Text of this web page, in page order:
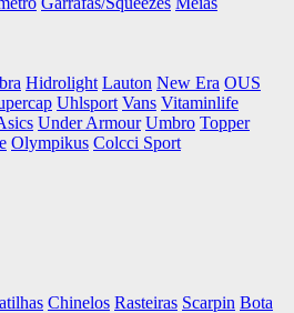
Hidrolight Lauton New Era OUS
Uhlsport Vans Vitaminlife
Under Armour Umbro Topper
Olympikus Colcci Sport
Chinelos Rasteiras Scarpin Bota